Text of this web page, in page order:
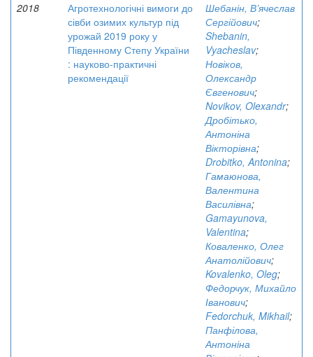
2018
Агротехнологічні вимоги до
сівби озимих культур під
урожай 2019 року у
Південному Степу України
: науково-практичні
рекомендації
Шебанін, В’ячеслав
Сергійович;
Shebanin,
Vyacheslav;
Новіков,
Олександр
Євгенович;
Novikov, Olexandr;
Дробітько,
Антоніна
Вікторівна;
Drobitko, Antonina;
Гамаюнова,
Валентина
Василівна;
Gamayunova,
Valentina;
Коваленко, Олег
Анатолійович;
Kovalenko, Oleg;
Федорчук, Михайло
Іванович;
Fedorchuk, Mikhail;
Панфілова,
Антоніна